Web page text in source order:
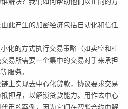
此产生的加密经济包括自动化和信任
化的方式执行交易策略（如卖空和杠
易所需要一个集中的交易对手来承担
服务。
上实现去中心化贷款，协议要求交易
押品，以解锁贷款能力。用作去中心
币的案例，因为它们在智能合约中解